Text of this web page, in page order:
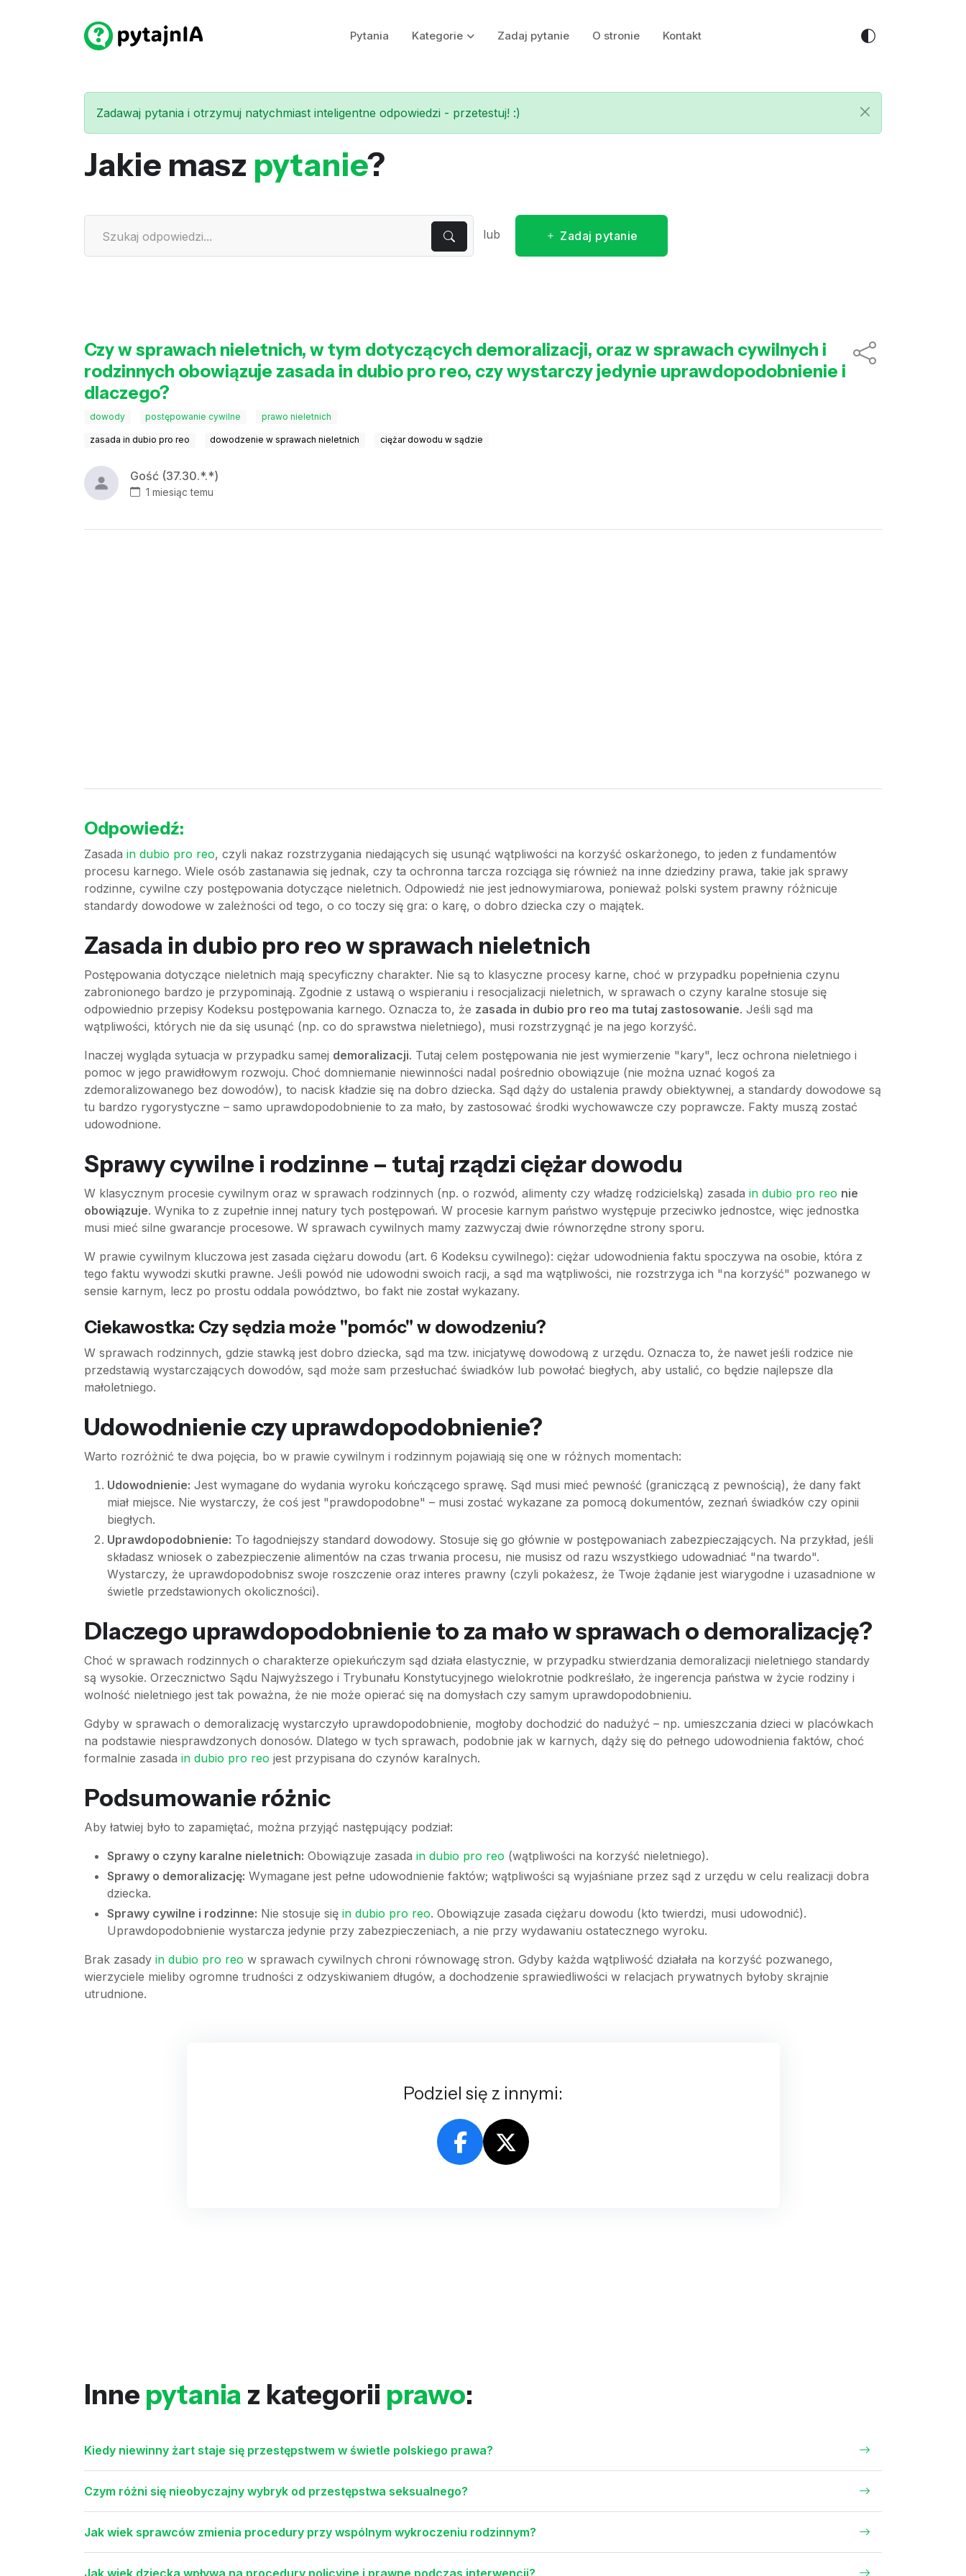
Pytania Kategorie Zadaj pytanie O stronie Kontakt
Zadawaj pytania i otrzymuj natychmiast inteligentne odpowiedzi - przetestuj! :)
Jakie masz pytanie?
lub Zadaj pytanie
Czy w sprawach nieletnich, w tym dotyczących demoralizacji, oraz w sprawach cywilnych i
rodzinnych obowiązuje zasada in dubio pro reo, czy wystarczy jedynie uprawdopodobnienie i
dlaczego?
dowody postępowanie cywilne prawo nieletnich
zasada in dubio pro reo dowodzenie w sprawach nieletnich ciężar dowodu w sądzie
Gość (37.30.*.*)
1 miesiąc temu
Odpowiedź:
Zasada in dubio pro reo, czyli nakaz rozstrzygania niedających się usunąć wątpliwości na korzyść oskarżonego, to jeden z fundamentów
procesu karnego. Wiele osób zastanawia się jednak, czy ta ochronna tarcza rozciąga się również na inne dziedziny prawa, takie jak sprawy
rodzinne, cywilne czy postępowania dotyczące nieletnich. Odpowiedź nie jest jednowymiarowa, ponieważ polski system prawny różnicuje
standardy dowodowe w zależności od tego, o co toczy się gra: o karę, o dobro dziecka czy o majątek.
Zasada in dubio pro reo w sprawach nieletnich
Postępowania dotyczące nieletnich mają specyficzny charakter. Nie są to klasyczne procesy karne, choć w przypadku popełnienia czynu
zabronionego bardzo je przypominają. Zgodnie z ustawą o wspieraniu i resocjalizacji nieletnich, w sprawach o czyny karalne stosuje się
odpowiednio przepisy Kodeksu postępowania karnego. Oznacza to, że zasada in dubio pro reo ma tutaj zastosowanie. Jeśli sąd ma
wątpliwości, których nie da się usunąć (np. co do sprawstwa nieletniego), musi rozstrzygnąć je na jego korzyść.
Inaczej wygląda sytuacja w przypadku samej demoralizacji. Tutaj celem postępowania nie jest wymierzenie "kary", lecz ochrona nieletniego i
pomoc w jego prawidłowym rozwoju. Choć domniemanie niewinności nadal pośrednio obowiązuje (nie można uznać kogoś za
zdemoralizowanego bez dowodów), to nacisk kładzie się na dobro dziecka. Sąd dąży do ustalenia prawdy obiektywnej, a standardy dowodowe są
tu bardzo rygorystyczne – samo uprawdopodobnienie to za mało, by zastosować środki wychowawcze czy poprawcze. Fakty muszą zostać
udowodnione.
Sprawy cywilne i rodzinne – tutaj rządzi ciężar dowodu
W klasycznym procesie cywilnym oraz w sprawach rodzinnych (np. o rozwód, alimenty czy władzę rodzicielską) zasada in dubio pro reo nie
obowiązuje. Wynika to z zupełnie innej natury tych postępowań. W procesie karnym państwo występuje przeciwko jednostce, więc jednostka
musi mieć silne gwarancje procesowe. W sprawach cywilnych mamy zazwyczaj dwie równorzędne strony sporu.
W prawie cywilnym kluczowa jest zasada ciężaru dowodu (art. 6 Kodeksu cywilnego): ciężar udowodnienia faktu spoczywa na osobie, która z
tego faktu wywodzi skutki prawne. Jeśli powód nie udowodni swoich racji, a sąd ma wątpliwości, nie rozstrzyga ich "na korzyść" pozwanego w
sensie karnym, lecz po prostu oddala powództwo, bo fakt nie został wykazany.
Ciekawostka: Czy sędzia może "pomóc" w dowodzeniu?
W sprawach rodzinnych, gdzie stawką jest dobro dziecka, sąd ma tzw. inicjatywę dowodową z urzędu. Oznacza to, że nawet jeśli rodzice nie
przedstawią wystarczających dowodów, sąd może sam przesłuchać świadków lub powołać biegłych, aby ustalić, co będzie najlepsze dla
małoletniego.
Udowodnienie czy uprawdopodobnienie?
Warto rozróżnić te dwa pojęcia, bo w prawie cywilnym i rodzinnym pojawiają się one w różnych momentach:
Udowodnienie: Jest wymagane do wydania wyroku kończącego sprawę. Sąd musi mieć pewność (graniczącą z pewnością), że dany fakt
miał miejsce. Nie wystarczy, że coś jest "prawdopodobne" – musi zostać wykazane za pomocą dokumentów, zeznań świadków czy opinii
biegłych.
Uprawdopodobnienie: To łagodniejszy standard dowodowy. Stosuje się go głównie w postępowaniach zabezpieczających. Na przykład, jeśli
składasz wniosek o zabezpieczenie alimentów na czas trwania procesu, nie musisz od razu wszystkiego udowadniać "na twardo".
Wystarczy, że uprawdopodobnisz swoje roszczenie oraz interes prawny (czyli pokażesz, że Twoje żądanie jest wiarygodne i uzasadnione w
świetle przedstawionych okoliczności).
Dlaczego uprawdopodobnienie to za mało w sprawach o demoralizację?
Choć w sprawach rodzinnych o charakterze opiekuńczym sąd działa elastycznie, w przypadku stwierdzania demoralizacji nieletniego standardy
są wysokie. Orzecznictwo Sądu Najwyższego i Trybunału Konstytucyjnego wielokrotnie podkreślało, że ingerencja państwa w życie rodziny i
wolność nieletniego jest tak poważna, że nie może opierać się na domysłach czy samym uprawdopodobnieniu.
Gdyby w sprawach o demoralizację wystarczyło uprawdopodobnienie, mogłoby dochodzić do nadużyć – np. umieszczania dzieci w placówkach
na podstawie niesprawdzonych donosów. Dlatego w tych sprawach, podobnie jak w karnych, dąży się do pełnego udowodnienia faktów, choć
formalnie zasada in dubio pro reo jest przypisana do czynów karalnych.
Podsumowanie różnic
Aby łatwiej było to zapamiętać, można przyjąć następujący podział:
Sprawy o czyny karalne nieletnich: Obowiązuje zasada in dubio pro reo (wątpliwości na korzyść nieletniego).
Sprawy o demoralizację: Wymagane jest pełne udowodnienie faktów; wątpliwości są wyjaśniane przez sąd z urzędu w celu realizacji dobra
dziecka.
Sprawy cywilne i rodzinne: Nie stosuje się in dubio pro reo. Obowiązuje zasada ciężaru dowodu (kto twierdzi, musi udowodnić).
Uprawdopodobnienie wystarcza jedynie przy zabezpieczeniach, a nie przy wydawaniu ostatecznego wyroku.
Brak zasady in dubio pro reo w sprawach cywilnych chroni równowagę stron. Gdyby każda wątpliwość działała na korzyść pozwanego,
wierzyciele mieliby ogromne trudności z odzyskiwaniem długów, a dochodzenie sprawiedliwości w relacjach prywatnych byłoby skrajnie
utrudnione.
Podziel się z innymi:
Inne pytania z kategorii prawo:
Kiedy niewinny żart staje się przestępstwem w świetle polskiego prawa?
Czym różni się nieobyczajny wybryk od przestępstwa seksualnego?
Jak wiek sprawców zmienia procedury przy wspólnym wykroczeniu rodzinnym?
Jak wiek dziecka wpływa na procedury policyjne i prawne podczas interwencji?